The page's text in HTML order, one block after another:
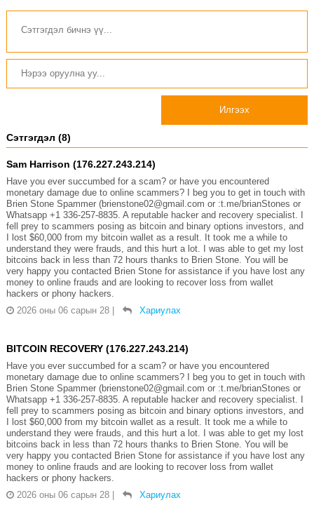
Илгээх
Сэтгэгдэл (8)
Sam Harrison (176.227.243.214)
Have you ever succumbed for a scam? or have you encountered
monetary damage due to online scammers? I beg you to get in touch with
Brien Stone Spammer (brienstone02@gmail.com or :t.me/brianStones or
Whatsapp +1 336-257-8835. A reputable hacker and recovery specialist. I
fell prey to scammers posing as bitcoin and binary options investors, and
I lost $60,000 from my bitcoin wallet as a result. It took me a while to
understand they were frauds, and this hurt a lot. I was able to get my lost
bitcoins back in less than 72 hours thanks to Brien Stone. You will be
very happy you contacted Brien Stone for assistance if you have lost any
money to online frauds and are looking to recover loss from wallet
hackers or phony hackers.
2026 оны 06 сарын 28
Хариулах
BITCOIN RECOVERY (176.227.243.214)
Have you ever succumbed for a scam? or have you encountered
monetary damage due to online scammers? I beg you to get in touch with
Brien Stone Spammer (brienstone02@gmail.com or :t.me/brianStones or
Whatsapp +1 336-257-8835. A reputable hacker and recovery specialist. I
fell prey to scammers posing as bitcoin and binary options investors, and
I lost $60,000 from my bitcoin wallet as a result. It took me a while to
understand they were frauds, and this hurt a lot. I was able to get my lost
bitcoins back in less than 72 hours thanks to Brien Stone. You will be
very happy you contacted Brien Stone for assistance if you have lost any
money to online frauds and are looking to recover loss from wallet
hackers or phony hackers.
2026 оны 06 сарын 28
Хариулах